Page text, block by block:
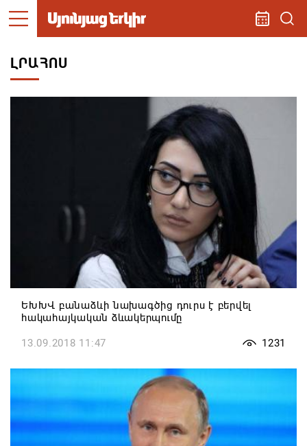
ԼՐԱՀՈՍ
ԵԽԽՎ բանաձևի նախագծից դուրս է բերվել
հակահայկական ձևակերպումը
13.09.2018 11:47 1231